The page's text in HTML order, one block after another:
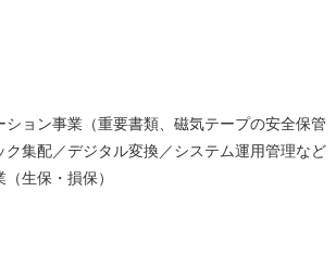
ション事業（重要書類、磁気テープの安全保管
ク集配／デジタル変換／システム運用管理など
生保・損保）